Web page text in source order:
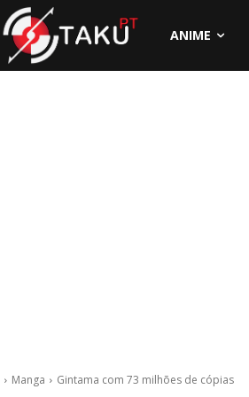
ANIME
Manga Gintama com 73 milhões de cópias